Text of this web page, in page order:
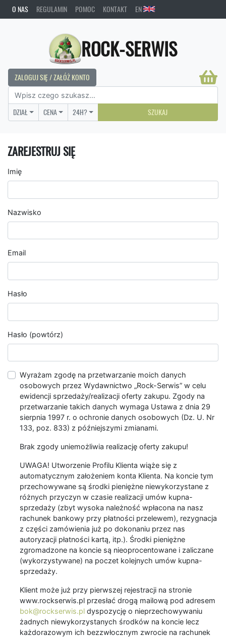
O NAS REGULAMIN POMOC KONTAKT EN
ROCK-SERWIS
ZALOGUJ SIĘ / ZAŁÓŻ KONTO
DZIAŁ CENA 24H? SZUKAJ
ZAREJESTRUJ SIĘ
Imię
Nazwisko
Email
Hasło
Hasło (powtórz)
Wyrażam zgodę na przetwarzanie moich danych
osobowych przez Wydawnictwo „Rock-Serwis” w celu
ewidencji sprzedaży/realizacji oferty zakupu. Zgody na
przetwarzanie takich danych wymaga Ustawa z dnia 29
sierpnia 1997 r. o ochronie danych osobowych (Dz. U. Nr
133, poz. 833) z późniejszymi zmianami.
Brak zgody uniemożliwia realizację oferty zakupu!
UWAGA! Utworzenie Profilu Klienta wiąże się z
automatycznym założeniem konta Klienta. Na koncie tym
przechowywane są środki pieniężne niewykorzystane z
różnych przyczyn w czasie realizacji umów kupna-
sprzedaży (zbyt wysoka należność wpłacona na nasz
rachunek bankowy przy płatności przelewem), rezygnacja
z części zamówienia już po dokonaniu przez nas
autoryzacji płatności kartą, itp.). Środki pieniężne
zgromadzone na koncie są nieoprocentowane i zaliczane
(wykorzystywane) na poczet kolejnych umów kupna-
sprzedaży.
Klient może już przy pierwszej rejestracji na stronie
www.rockserwis.pl przesłać drogą mailową pod adresem
bok@rockserwis.pl dyspozycję o nieprzechowywaniu
żadnych niewykorzystanych środków na koncie lecz
każdorazowym ich bezzwłocznym zwrocie na rachunek